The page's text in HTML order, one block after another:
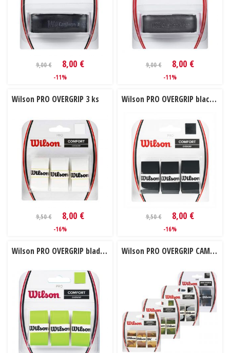
9,00 € 8,00 €
-11%
9,00 € 8,00 €
-11%
Wilson PRO OVERGRIP 3 ks
9,50 € 8,00 €
-16%
Wilson PRO OVERGRIP black 3 ks
9,50 € 8,00 €
-16%
Wilson PRO OVERGRIP blade 3ks Wilson PRO OVERGRIP CAMO 3 ks